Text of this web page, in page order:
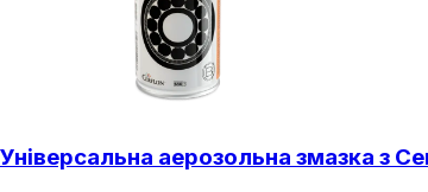
Універсальна аерозольна змазка з